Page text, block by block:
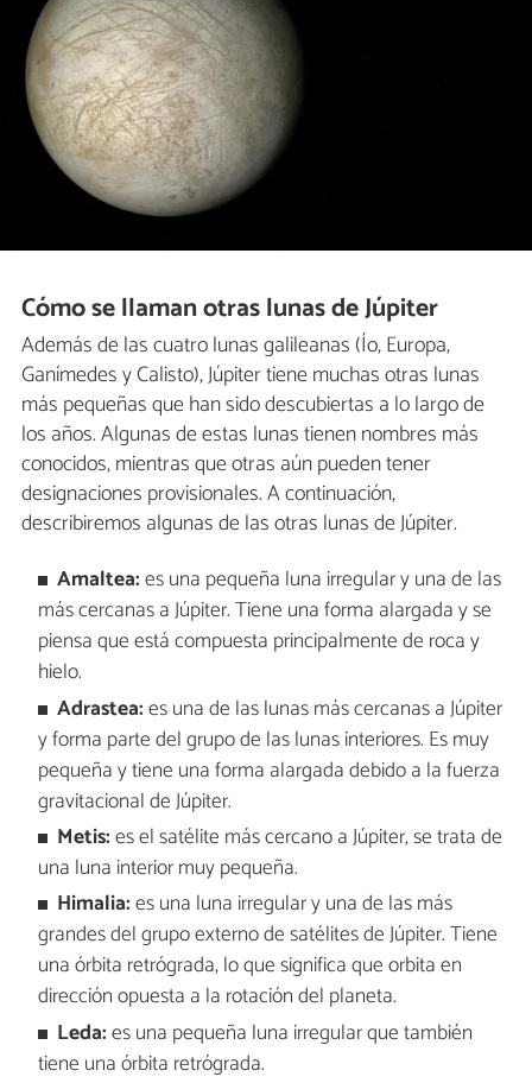
Cómo se llaman otras lunas de Júpiter
Además de las cuatro lunas galileanas (Ío, Europa,
Ganímedes y Calisto), Júpiter tiene muchas otras lunas
más pequeñas que han sido descubiertas a lo largo de
los años. Algunas de estas lunas tienen nombres más
conocidos, mientras que otras aún pueden tener
designaciones provisionales. A continuación,
describiremos algunas de las otras lunas de Júpiter.
Amaltea:es una pequeña luna irregular y una de las
más cercanas a Júpiter. Tiene una forma alargada y se
piensa que está compuesta principalmente de roca y
hielo.
Adrastea:es una de las lunas más cercanas a Júpiter
y forma parte del grupo de las lunas interiores. Es muy
pequeña y tiene una forma alargada debido a la fuerza
gravitacional de Júpiter.
Metis:es el satélite más cercano a Júpiter, se trata de
una luna interior muy pequeña.
Himalia:es una luna irregular y una de las más
grandes del grupo externo de satélites de Júpiter. Tiene
una órbita retrógrada, lo que significa que orbita en
dirección opuesta a la rotación del planeta.
Leda:es una pequeña luna irregular que también
tiene una órbita retrógrada.